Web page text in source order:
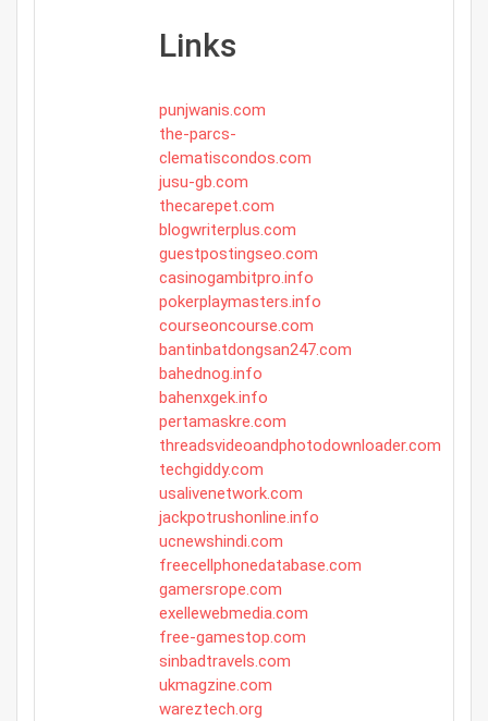
Links
punjwanis.com
the-parcs-
clematiscondos.com
jusu-gb.com
thecarepet.com
blogwriterplus.com
guestpostingseo.com
casinogambitpro.info
pokerplaymasters.info
courseoncourse.com
bantinbatdongsan247.com
bahednog.info
bahenxgek.info
pertamaskre.com
threadsvideoandphotodownloader.com
techgiddy.com
usalivenetwork.com
jackpotrushonline.info
ucnewshindi.com
freecellphonedatabase.com
gamersrope.com
exellewebmedia.com
free-gamestop.com
sinbadtravels.com
ukmagzine.com
wareztech.org